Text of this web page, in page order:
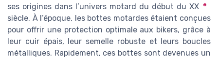
ses origines dans l’univers motard du début du XX
e
siècle. À l’époque, les bottes motardes étaient conçues
pour offrir une protection optimale aux bikers, grâce à
leur cuir épais, leur semelle robuste et leurs boucles
métalliques. Rapidement, ces bottes sont devenues un